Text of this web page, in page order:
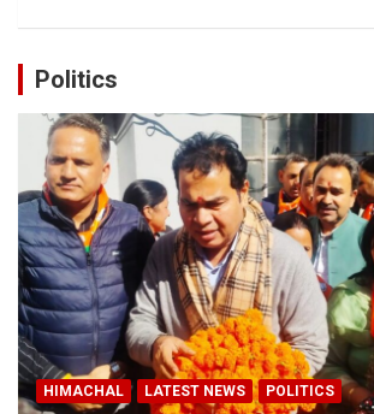
Politics
HIMACHAL LATEST NEWS POLITICS